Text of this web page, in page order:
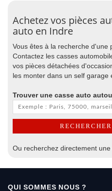
Achetez vos pièces
auto en Indre
Vous êtes à la recherche d'une
Contactez les casses
vos pièces détachées
les monter dans un self garage
Trouver une casse auto
Ou recherchez directement une
QUI SOMMES NOUS ?